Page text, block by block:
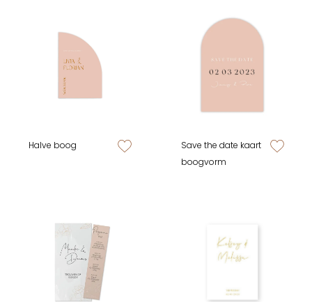
Halve boog
zet op verlanglijstje
Save the date kaart
boogvorm